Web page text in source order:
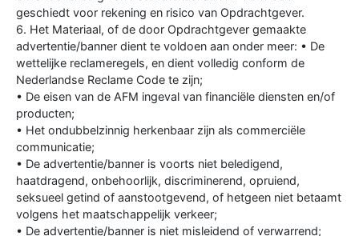
geschiedt voor rekening en risico van Opdrachtgever.
6. Het Materiaal, of de door Opdrachtgever gemaakte
advertentie/banner dient te voldoen aan onder meer: • De
wettelijke reclameregels, en dient volledig conform de
Nederlandse Reclame Code te zijn;
• De eisen van de AFM ingeval van financiële diensten en/of
producten;
• Het ondubbelzinnig herkenbaar zijn als commerciële
communicatie;
• De advertentie/banner is voorts niet beledigend,
haatdragend, onbehoorlijk, discriminerend, opruiend,
seksueel getind of aanstootgevend, of hetgeen niet betaamt
volgens het maatschappelijk verkeer;
• De advertentie/banner is niet misleidend of verwarrend;